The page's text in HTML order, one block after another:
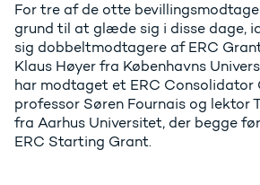
For tre af de otte
grund til at glæde sig i disse dage,
sig dobbeltmodtagere af ERC
Klaus Høyer fra Københavns
har modtaget et ERC Consolidator
professor Søren Fournais og lektor
fra Aarhus Universitet, der begge
ERC Starting Grant.